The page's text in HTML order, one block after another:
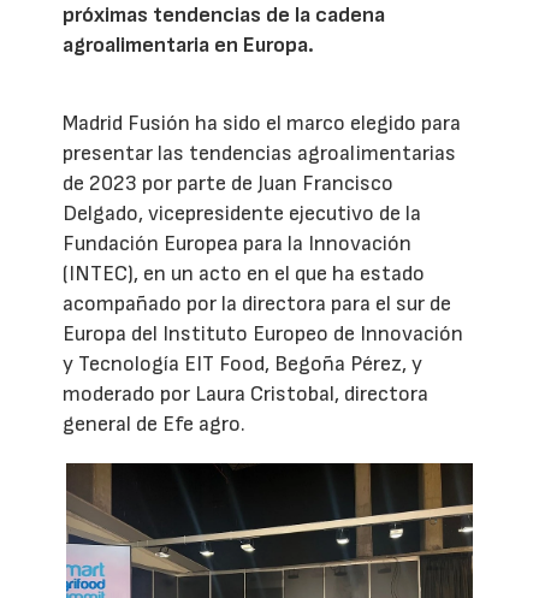
próximas tendencias de la cadena
agroalimentaria en Europa.
Madrid Fusión ha sido el marco elegido para
presentar las tendencias agroalimentarias
de 2023 por parte de Juan Francisco
Delgado, vicepresidente ejecutivo de la
Fundación Europea para la Innovación
(INTEC), en un acto en el que ha estado
acompañado por la directora para el sur de
Europa del Instituto Europeo de Innovación
y Tecnología EIT Food, Begoña Pérez, y
moderado por Laura Cristobal, directora
general de Efe agro.